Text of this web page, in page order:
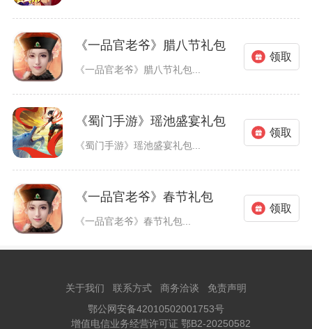
《一品官老爷》腊八节礼包
《一品官老爷》腊八节礼包...
领取
《蜀门手游》瑶池盛宴礼包
《蜀门手游》瑶池盛宴礼包...
领取
《一品官老爷》春节礼包
《一品官老爷》春节礼包...
领取
关于我们 联系方式 商务洽谈
免责声明
鄂公网安备42010502001753号
增值电信业务经营许可证 鄂B2-20250582